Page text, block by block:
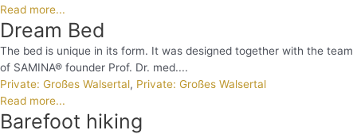
Read more...
Dream Bed
The bed is unique in its form. It was designed together with the team
of SAMINA® founder Prof. Dr. med....
Private: Großes Walsertal, Private: Großes Walsertal
Read more...
Barefoot hiking